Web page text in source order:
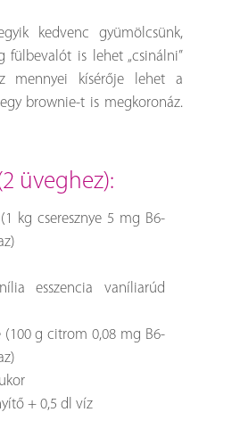
kedvenc gyümölcsünk,
fülbevalót is lehet „csinálni”
mennyei kísérője lehet a
brownie-t is megkoronáz.
üveghez):
kg cseresznye 5 mg B6-
esszencia vaníliarúd
g citrom 0,08 mg B6-
+ 0,5 dl víz